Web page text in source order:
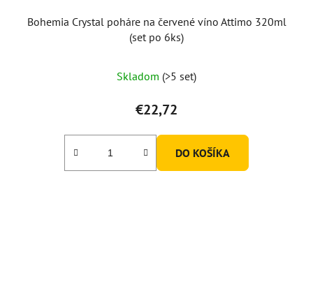
Bohemia Crystal poháre na červené víno Attimo 320ml
(set po 6ks)
Skladom (>5 set)
€22,72
DO KOŠÍKA